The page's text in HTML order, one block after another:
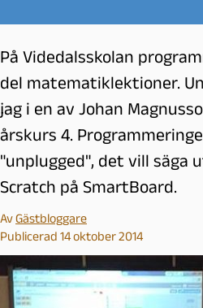
På Videdalsskolan
del matematiklektioner.
jag i en av Johan
årskurs 4.
"unplugged", det vill säga
Scratch på SmartBoard.
AvGästbloggare
Publicerad 14 oktober 2014